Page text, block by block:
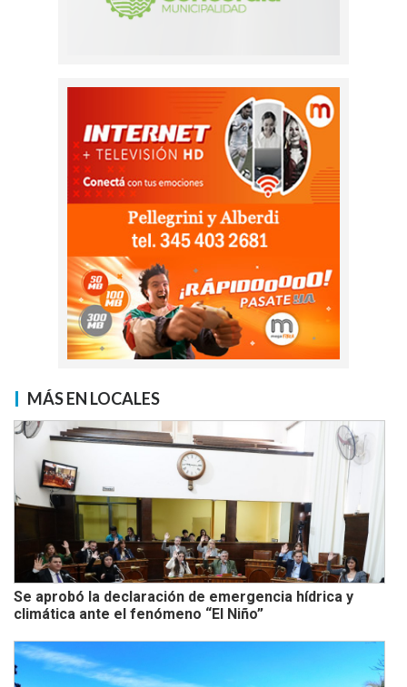
MÁS EN LOCALES
Se aprobó la declaración de emergencia hídrica y
climática ante el fenómeno “El Niño”